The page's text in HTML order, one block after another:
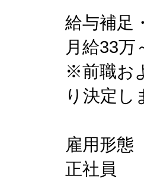
給与補足
月給33万
※前職お
り決定し
雇用形態
正社員